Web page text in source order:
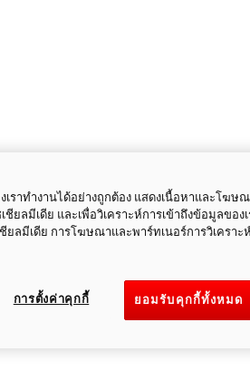
เราทำงานได้อย่างถูกต้อง แสดงเนื้อหาและโฆ
ยลมีเดีย และเพื่อวิเคราะห์การเข้าถึงข้อมูลของ
ยลมีเดีย การโฆษณาและพาร์ทเนอร์การวิเคราะ
ยอมรับคุกกี้ทั้งหมด
การตั้งค่าคุกกี้